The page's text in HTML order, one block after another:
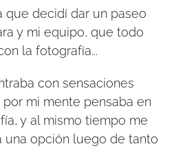
que decidí dar un paseo
y mi equipo, que todo
la fotografía...
con sensaciones
mi mente pensaba en
y al mismo tiempo me
una opción luego de tanto